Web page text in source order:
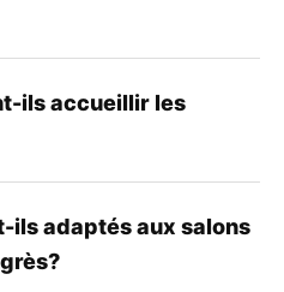
ils accueillir les
ils adaptés aux salons